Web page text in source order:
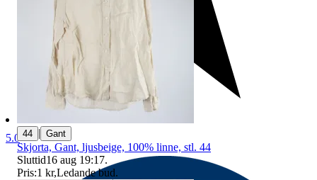
5.0 44 | Gant
Skjorta, Gant, ljusbeige, 100% linne, stl. 44
Sluttid16 aug 19:17.
Pris:1 kr,Ledande bud.